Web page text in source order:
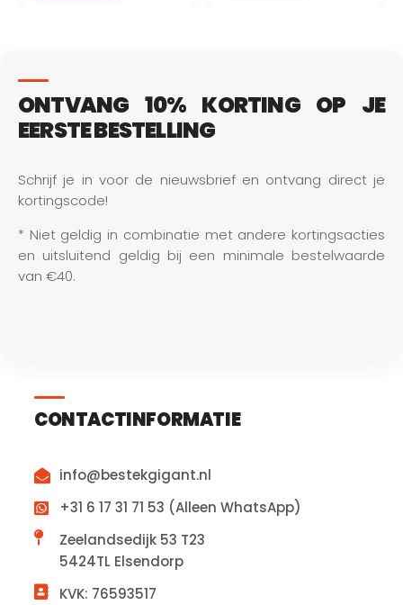
ONTVANG 10% KORTING OP JE
EERSTE BESTELLING
Schrijf je in voor de nieuwsbrief en ontvang direct je
kortingscode!
* Niet geldig in combinatie met andere kortingsacties
en uitsluitend geldig bij een minimale bestelwaarde
van €40.
CONTACTINFORMATIE
info@bestekgigant.nl
+31 6 17 31 71 53 (Alleen WhatsApp)
Zeelandsedijk 53 T23
5424TL Elsendorp
KVK: 76593517